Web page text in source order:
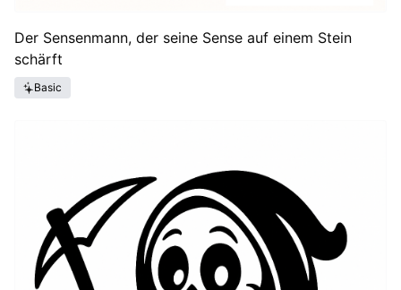
Der Sensenmann, der seine Sense auf einem Stein
schärft
Basic